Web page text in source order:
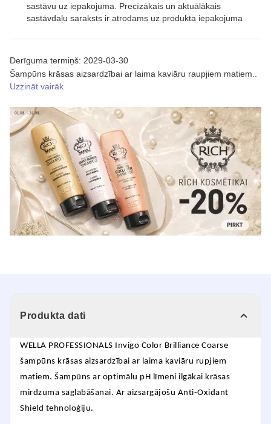
Derīguma termiņš: 2029-03-30
Šampūns krāsas aizsardzībai ar laima kaviāru raupjiem matiem..
Uzzināt vairāk
sastāvu uz iepakojuma. Precīzākais un aktuālākais
sastāvdaļu saraksts ir atrodams uz produkta iepakojuma
Produkta dati
WELLA PROFESSIONALS Invigo Color Brilliance Coarse
šampūns krāsas aizsardzībai ar laima kaviāru rupjiem
matiem. Šampūns ar optimālu pH līmeni ilgākai krāsas
mirdzuma saglabāšanai. Ar aizsargājošu Anti-Oxidant
Shield tehnoloģiju.